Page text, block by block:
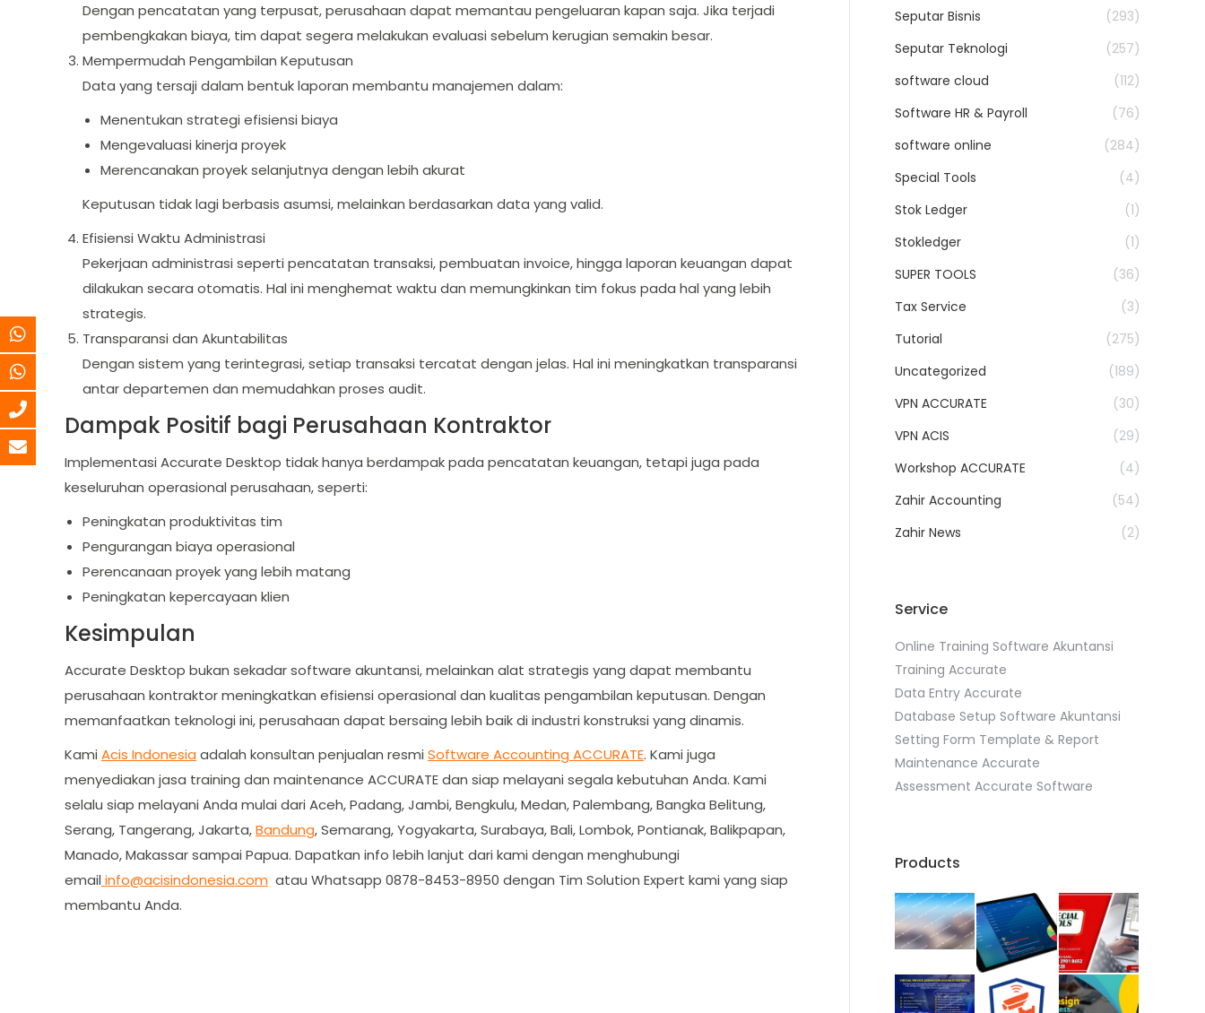
Dengan pencatatan yang terpusat, perusahaan dapat memantau pengeluaran kapan saja. Jika terjadi
pembengkakan biaya, tim dapat segera melakukan evaluasi sebelum kerugian semakin besar.
Mempermudah Pengambilan Keputusan
Data yang tersaji dalam bentuk laporan membantu manajemen dalam:
Menentukan strategi efisiensi biaya
Mengevaluasi kinerja proyek
Merencanakan proyek selanjutnya dengan lebih akurat
Keputusan tidak lagi berbasis asumsi, melainkan berdasarkan data yang valid.
Efisiensi Waktu Administrasi
Pekerjaan administrasi seperti pencatatan transaksi, pembuatan invoice, hingga laporan keuangan dapat
dilakukan secara otomatis. Hal ini menghemat waktu dan memungkinkan tim fokus pada hal yang lebih
strategis.
Transparansi dan Akuntabilitas
Dengan sistem yang terintegrasi, setiap transaksi tercatat dengan jelas. Hal ini meningkatkan transparansi
antar departemen dan memudahkan proses audit.
Dampak Positif bagi Perusahaan Kontraktor
Implementasi Accurate Desktop tidak hanya berdampak pada pencatatan keuangan, tetapi juga pada
keseluruhan operasional perusahaan, seperti:
Peningkatan produktivitas tim
Pengurangan biaya operasional
Perencanaan proyek yang lebih matang
Peningkatan kepercayaan klien
Kesimpulan
Accurate Desktop bukan sekadar software akuntansi, melainkan alat strategis yang dapat membantu
perusahaan kontraktor meningkatkan efisiensi operasional dan kualitas pengambilan keputusan. Dengan
memanfaatkan teknologi ini, perusahaan dapat bersaing lebih baik di industri konstruksi yang dinamis.
Kami Acis Indonesia adalah konsultan penjualan resmi Software Accounting ACCURATE. Kami juga
menyediakan jasa training dan maintenance ACCURATE dan siap melayani segala kebutuhan Anda. Kami
selalu siap melayani Anda mulai dari Aceh, Padang, Jambi, Bengkulu, Medan, Palembang, Bangka Belitung,
Serang, Tangerang, Jakarta,Bandung, Semarang, Yogyakarta, Surabaya, Bali, Lombok, Pontianak, Balikpapan,
Manado, Makassar sampai Papua. Dapatkan info lebih lanjut dari kami dengan menghubungi
email info@acisindonesia.com atau Whatsapp 0878-8453-8950 dengan Tim Solution Expert kami yang siap
membantu Anda.
Seputar Bisnis
(293)
Seputar Teknologi
(257)
software cloud
(112)
Software HR & Payroll
(76)
software online
(284)
Special Tools
(4)
Stok Ledger
(1)
Stokledger
(1)
SUPER TOOLS
(36)
Tax Service
(3)
Tutorial
(275)
Uncategorized
(189)
VPN ACCURATE
(30)
VPN ACIS
(29)
Workshop ACCURATE
(4)
Zahir Accounting
(54)
Zahir News
(2)
Service
Online Training Software Akuntansi
Training Accurate
Data Entry Accurate
Database Setup Software Akuntansi
Setting Form Template & Report
Maintenance Accurate
Assessment Accurate Software
Products